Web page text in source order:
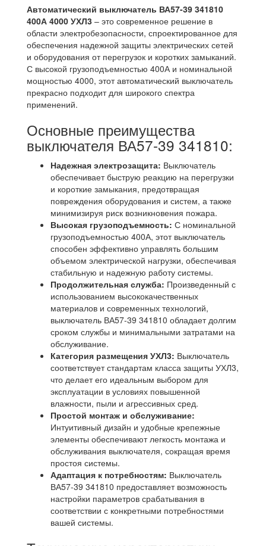
Автоматический выключатель ВА57-39 341810
400А 4000 УХЛ3 – это современное решение в
области электробезопасности, спроектированное для
обеспечения надежной защиты электрических сетей
и оборудования от перегрузок и коротких замыканий.
С высокой грузоподъемностью 400А и номинальной
мощностью 4000, этот автоматический выключатель
прекрасно подходит для широкого спектра
применений.
Основные преимущества
выключателя ВА57-39 341810:
Надежная электрозащита: Выключатель
обеспечивает быструю реакцию на перегрузки
и короткие замыкания, предотвращая
повреждения оборудования и систем, а также
минимизируя риск возникновения пожара.
Высокая грузоподъемность: С номинальной
грузоподъемностью 400А, этот выключатель
способен эффективно управлять большим
объемом электрической нагрузки, обеспечивая
стабильную и надежную работу системы.
Продолжительная служба: Произведенный с
использованием высококачественных
материалов и современных технологий,
выключатель ВА57-39 341810 обладает долгим
сроком службы и минимальными затратами на
обслуживание.
Категория размещения УХЛ3: Выключатель
соответствует стандартам класса защиты УХЛ3,
что делает его идеальным выбором для
эксплуатации в условиях повышенной
влажности, пыли и агрессивных сред.
Простой монтаж и обслуживание:
Интуитивный дизайн и удобные крепежные
элементы обеспечивают легкость монтажа и
обслуживания выключателя, сокращая время
простоя системы.
Адаптация к потребностям: Выключатель
ВА57-39 341810 предоставляет возможность
настройки параметров срабатывания в
соответствии с конкретными потребностями
вашей системы.